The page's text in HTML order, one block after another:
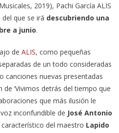
2019), Pachi García ALIS
que se irá descubriendo una
a junio.
de ALIS, como pequeñas
de un todo consideradas
canciones nuevas presentadas
‘Vivimos detrás del tiempo que
que más ilusión le
inconfundible de José Antonio
del maestro Lapido